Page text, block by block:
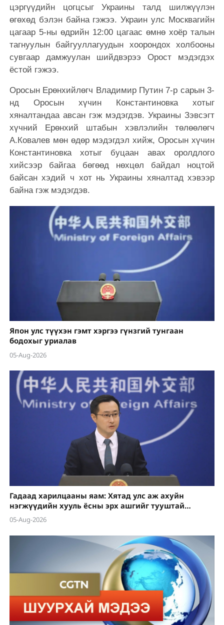
цэргүүдийн цогцсыг Украины талд шилжүүлэн
өгөхөд бэлэн байна гэжээ. Украин улс Москвагийн
цагаар 5-ны өдрийн 12:00 цагаас өмнө хоёр талын
тагнуулын байгууллагуудын хоорондох холбооны
сувгаар дамжуулан шийдвэрээ Орост мэдэгдэх
ёстой гэжээ.
Оросын Ерөнхийлөгч Владимир Путин 7-р сарын 3-
нд Оросын хүчин Константиновка хотыг
хяналтандаа авсан гэж мэдэгдэв. Украины Зэвсэгт
хүчний Ерөнхий штабын хэвлэлийн төлөөлөгч
А.Ковалев мөн өдөр мэдэгдэл хийж, Оросын хүчин
Константиновка хотыг буцаан авах оролдлого
хийсээр байгаа бөгөөд нөхцөл байдал ноцтой
байсан хэдий ч хот нь Украины хяналтад хэвээр
байна гэж мэдэгдэв.
Япон улс түүхэн гэмт хэргээ гүнзгий тунгаан
бодохыг уриалав
05-Aug-2026
Гадаад харилцааны яам: Хятад улс аж ахуйн
нэгжүүдийн хууль ёсны эрх ашгийг тууштай
хамгаална
05-Aug-2026